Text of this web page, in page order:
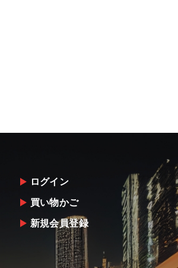
ログイン
買い物かご
新規会員登録